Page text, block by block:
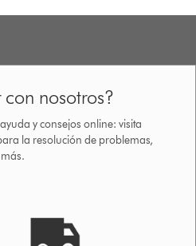
nosotros?
y consejos online: visita
la resolución de problemas,